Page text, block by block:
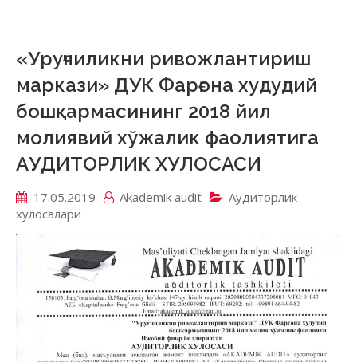
«Уруғчиликни ривожлантириш
маркази» ДУК Фарғона худудий
бошқармасининг 2018 йил
молиявий хўжалик фаолиятига
АУДИТОРЛИК ХУЛОСАСИ
17.05.2019 Akademik аudit
Аудиторлик
хулосалари